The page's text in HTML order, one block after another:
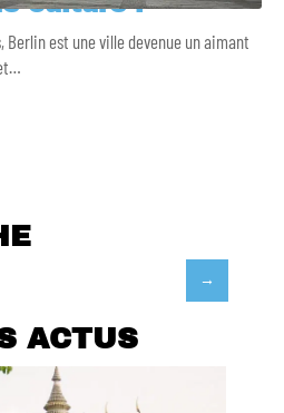
Berlin est une ville devenue un aimant
…
ACTUS